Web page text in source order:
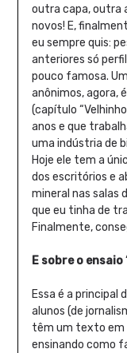
outra capa, outra
novos! E,
eu sempre quis:
anteriores só
pouco famosa.
anônimos, agora,
(capítulo
anos e que
uma indústria de
Hoje ele tem a
dos escritórios e
mineral nas salas
que eu tinha de
Finalmente,
E sobre o
Essa é a principal
alunos (de
têm um texto em
ensinando como